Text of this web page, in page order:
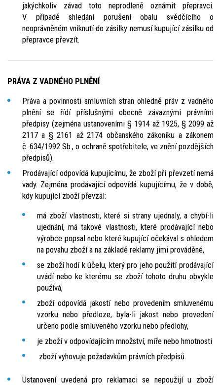
jakýchkoliv závad toto neprodleně oznámit přepravci.
V případě shledání porušení obalu svědčícího o
neoprávněném vniknutí do zásilky nemusí kupující zásilku od
přepravce převzít.
PRÁVA Z VADNÉHO PLNĚNÍ
Práva a povinnosti smluvních stran ohledně práv z vadného
plnění se řídí příslušnými obecně závaznými právními
předpisy (zejména ustanoveními § 1914 až 1925, § 2099 až
2117 a § 2161 až 2174 občanského zákoníku a zákonem
č. 634/1992 Sb., o ochraně spotřebitele, ve znění pozdějších
předpisů).
Prodávající odpovídá kupujícímu, že zboží při převzetí nemá
vady. Zejména prodávající odpovídá kupujícímu, že v době,
kdy kupující zboží převzal:
má zboží vlastnosti, které si strany ujednaly, a chybí-li
ujednání, má takové vlastnosti, které prodávající nebo
výrobce popsal nebo které kupující očekával s ohledem
na povahu zboží a na základě reklamy jimi prováděné,
se zboží hodí k účelu, který pro jeho použití prodávající
uvádí nebo ke kterému se zboží tohoto druhu obvykle
používá,
zboží odpovídá jakostí nebo provedením smluvenému
vzorku nebo předloze, byla-li jakost nebo provedení
určeno podle smluveného vzorku nebo předlohy,
je zboží v odpovídajícím množství, míře nebo hmotnosti
zboží vyhovuje požadavkům právních předpisů.
Ustanovení uvedená pro reklamaci se nepoužijí u zboží